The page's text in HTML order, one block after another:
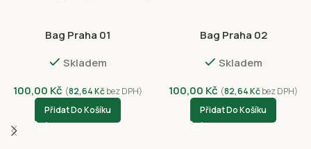
Bag Praha 01
Skladem
100,00 Kč (82,64Kčbez DPH)
Přidat Do Košíku
Bag Praha 02
Skladem
100,00 Kč (82,64Kčbez DPH)
Přidat Do Košíku